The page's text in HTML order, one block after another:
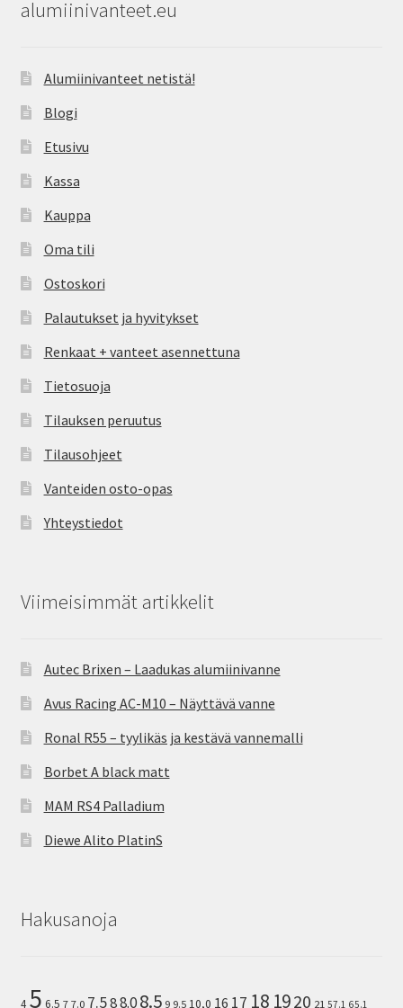
alumiinivanteet.eu
Alumiinivanteet netistä!
Blogi
Etusivu
Kassa
Kauppa
Oma tili
Ostoskori
Palautukset ja hyvitykset
Renkaat + vanteet asennettuna
Tietosuoja
Tilauksen peruutus
Tilausohjeet
Vanteiden osto-opas
Yhteystiedot
Viimeisimmät artikkelit
Autec Brixen – Laadukas alumiinivanne
Avus Racing AC-M10 – Näyttävä vanne
Ronal R55 – tyylikäs ja kestävä vannemalli
Borbet A black matt
MAM RS4 Palladium
Diewe Alito PlatinS
Hakusanoja
4 5 6.5 7 7.0 7.588.08.5 9 9.5 10,0 16 17 18 1920 21 57.1 65.1